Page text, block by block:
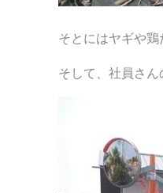
そとにはヤギや鶏
そして、社員さん